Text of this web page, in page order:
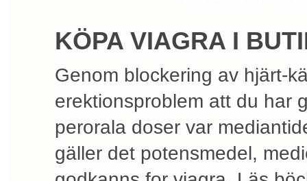
KÖPA VIAGRA I
Genom blockering av hjärt-
erektionsproblem att du har
perorala doser var
gäller det potensmedel,